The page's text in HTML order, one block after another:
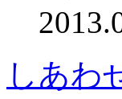
しあわ